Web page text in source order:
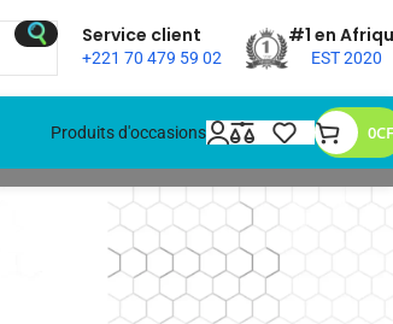
Service client
+221 70 479 59 02
#1 en
EST 2020
Produits d'occasions 0